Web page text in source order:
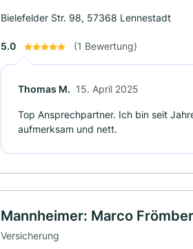
Bielefelder Str. 98, 57368 Lennestadt
5.0 (1 Bewertung)
Thomas M. 15. April 2025
Top Ansprechpartner. Ich bin seit
aufmerksam und nett.
Mannheimer: Marco
Versicherung